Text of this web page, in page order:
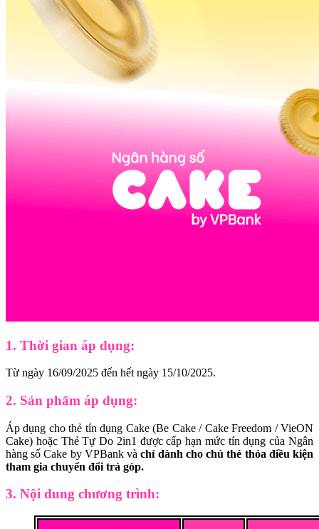
1. Thời gian áp dụng:
Từ ngày 16/09/2025 đến hết ngày 15/10/2025.
2. Sản phẩm áp dụng:
Áp dụng cho thẻ tín dụng Cake (Be Cake / Cake Freedom / VieON
Cake) hoặc Thẻ Tự Do 2in1 được cấp hạn mức tín dụng của Ngân
hàng số Cake by VPBank vàchỉ dành cho chủ thẻ thỏa điều kiện
tham gia chuyển đổi trả góp.
3. Nội dung chương trình: